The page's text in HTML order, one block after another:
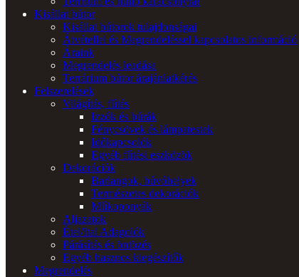
Kisállat bútor
Kisállat bútorok tulajdonságai
Átvétellel és Megrendeléssel kapcsolatos információ
Áraink
Megrendelés leadása
Terrárium bútor árajánlatkérés
Felszerelések
Világítás, fűtés
Izzók és búrák
Fénycsövek és lámpatestek
Időkapcsolók
Egyéb fűtési eszközök
Dekorációk
Barlangok, búvóhelyek
Természetes dekorációk
Műkoponyák
Aljazatok
Étel/Ital Adagolók
Párásítás és öntözés
Egyéb hasznos kiegészítők
Megrendelés